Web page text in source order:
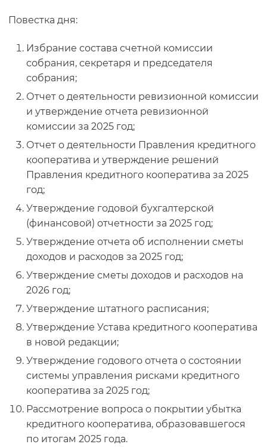
Повестка дня:
Избрание состава счетной комиссии
собрания, секретаря и председателя
собрания;
Отчет о деятельности ревизионной комиссии
и утверждение отчета ревизионной
комиссии за 2025 год;
Отчет о деятельности Правления кредитного
кооператива и утверждение решений
Правления кредитного кооператива за 2025
год;
Утверждение годовой бухгалтерской
(финансовой) отчетности за 2025 год;
Утверждение отчета об исполнении сметы
доходов и расходов за 2025 год;
Утверждение сметы доходов и расходов на
2026 год;
Утверждение штатного расписания;
Утверждение Устава кредитного кооператива
в новой редакции;
Утверждение годового отчета о состоянии
системы управления рисками кредитного
кооператива за 2025 год;
Рассмотрение вопроса о покрытии убытка
кредитного кооператива, образовавшегося
по итогам 2025 года.